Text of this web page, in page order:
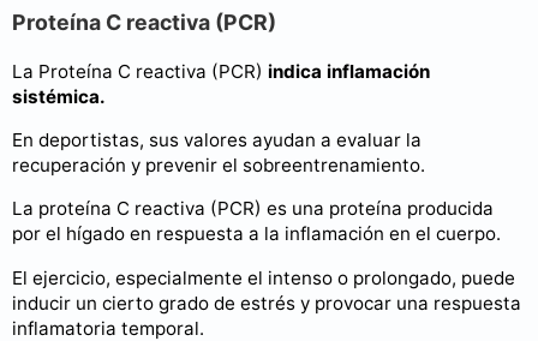
Proteína C reactiva (PCR)
La Proteína C reactiva (PCR) indica inflamación
sistémica.
En deportistas, sus valores ayudan a evaluar la
recuperación y prevenir el sobreentrenamiento.
La proteína C reactiva (PCR) es una proteína producida
por el hígado en respuesta a la inflamación en el cuerpo.
El ejercicio, especialmente el intenso o prolongado, puede
inducir un cierto grado de estrés y provocar una respuesta
inflamatoria temporal.